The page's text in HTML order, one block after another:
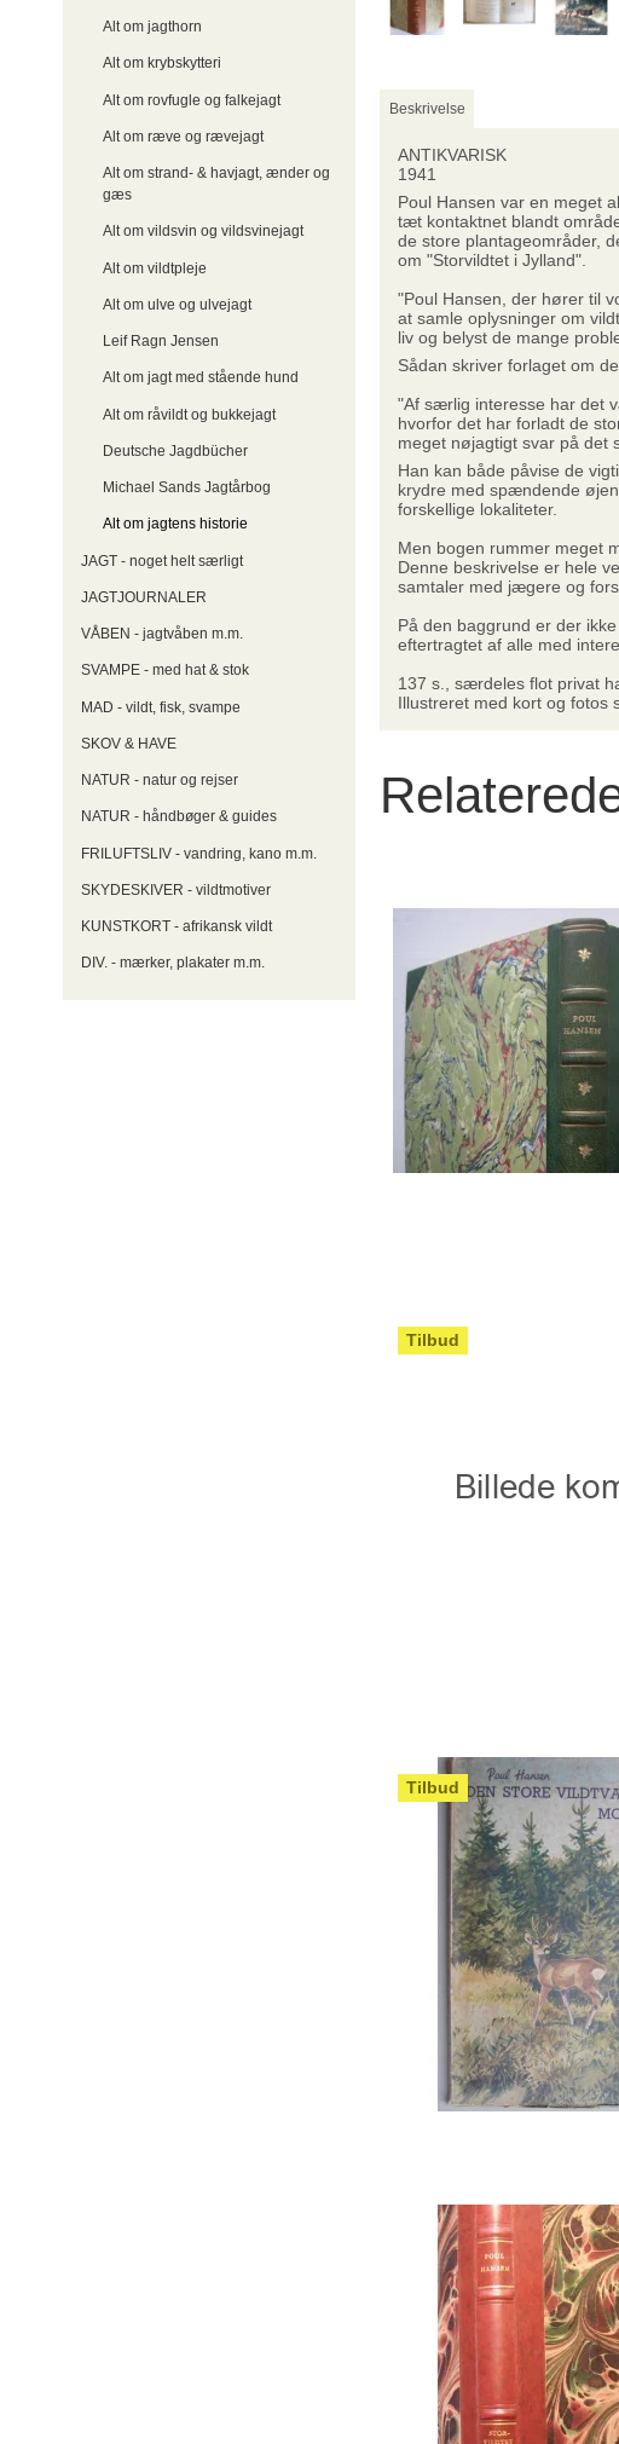
Alt om jagthorn
Alt om krybskytteri
Alt om rovfugle og falkejagt
Alt om ræve og rævejagt
Alt om strand- & havjagt, ænder og
gæs
Alt om vildsvin og vildsvinejagt
Alt om vildtpleje
Alt om ulve og ulvejagt
Leif Ragn Jensen
Alt om jagt med stående hund
Alt om råvildt og bukkejagt
Deutsche Jagdbücher
Michael Sands Jagtårbog
Alt om jagtens historie
JAGT - noget helt særligt
JAGTJOURNALER
VÅBEN - jagtvåben m.m.
SVAMPE - med hat & stok
MAD - vildt, fisk, svampe
SKOV & HAVE
NATUR - natur og rejser
NATUR - håndbøger & guides
FRILUFTSLIV - vandring, kano m.m.
SKYDESKIVER - vildtmotiver
KUNSTKORT - afrikansk vildt
DIV. - mærker, plakater m.m.
Beskrivelse
ANTIKVARISK
1941
Poul Hansen var en meget
tæt kontaktnet blandt
de store plantageområder,
om "Storvildtet i Jylland".
"Poul Hansen, der hører til
at samle oplysninger om
liv og belyst de mange
Sådan skriver forlaget om
"Af særlig interesse har det
hvorfor det har forladt de
meget nøjagtigt svar på det
Han kan både påvise de
krydre med spændende
forskellige lokaliteter.
Men bogen rummer meget
Denne beskrivelse er hele
samtaler med jægere og
På den baggrund er der
eftertragtet af alle med
137 s., særdeles flot privat
Illustreret med kort og fotos
Tilbud
Tilbud